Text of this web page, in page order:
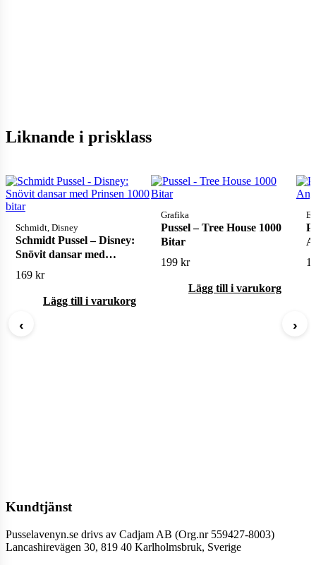
Liknande i prisklass
‹
Schmidt, Disney
Schmidt Pussel – Disney:
Snövit dansar med
Prinsen 1000 bitar
169 kr
Lägg till i varukorg
Grafika
Pussel – Tree House 1000
Bitar
199 kr
Lägg till i varukorg
›
Kundtjänst
Pusselavenyn.se drivs av Cadjam AB (Org.nr 559427-8003)
Lancashirevägen 30, 819 40 Karlholmsbruk, Sverige